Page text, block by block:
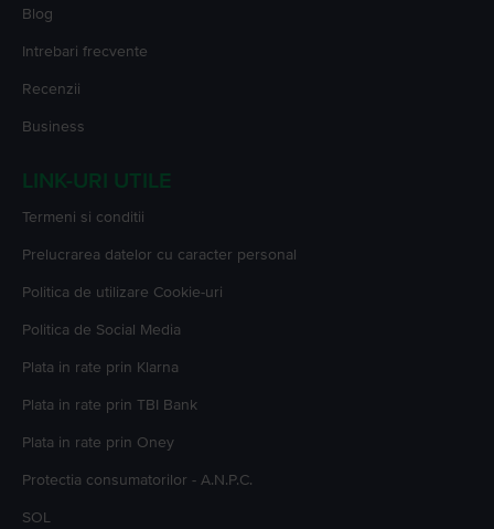
Blog
Intrebari frecvente
Recenzii
Business
LINK-URI UTILE
Termeni si conditii
Prelucrarea datelor cu caracter personal
Politica de utilizare Cookie-uri
Politica de Social Media
Plata in rate prin Klarna
Plata in rate prin TBI Bank
Plata in rate prin Oney
Protectia consumatorilor - A.N.P.C.
SOL